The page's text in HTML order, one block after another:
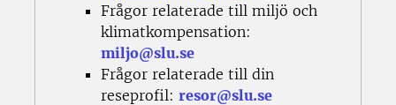
Frågor relaterade till miljö och
klimatkompensation:
miljo@slu.se
Frågor relaterade till din
reseprofil: resor@slu.se